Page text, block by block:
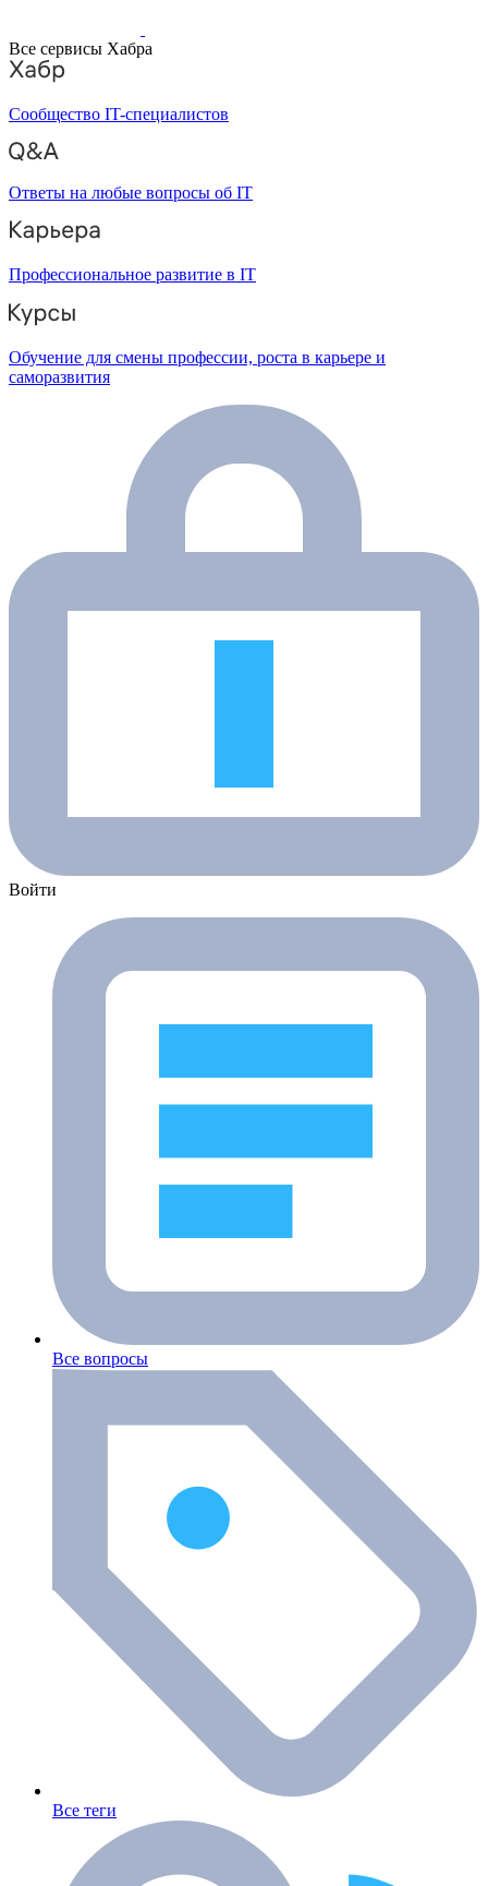
Все сервисы Хабра
Сообщество IT-специалистов
Ответы на любые вопросы об IT
Профессиональное развитие в IT
Обучение для смены профессии, роста в карьере и
саморазвития
Войти
Все вопросы
Все теги